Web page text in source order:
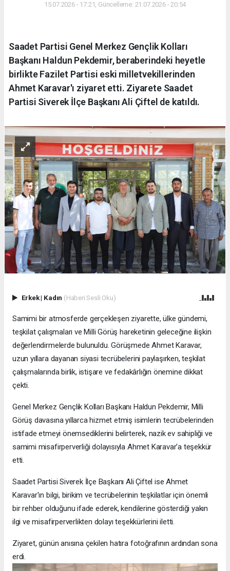
15.07.2026 - 17:21, Güncelleme: 21.07.2026 - 20:54
Saadet Partisi Genel Merkez Gençlik Kolları
Başkanı Haldun Pekdemir, beraberindeki heyetle
birlikte Fazilet Partisi eski milletvekillerinden
Ahmet Karavar'ı ziyaret etti. Ziyarete Saadet
Partisi Siverek İlçe Başkanı Ali Çiftel de katıldı.
Erkek| Kadın (Haberi Sesli Oku)
Samimi bir atmosferde gerçekleşen ziyarette, ülke gündemi,
teşkilat çalışmaları ve Milli Görüş hareketinin geleceğine ilişkin
değerlendirmelerde bulunuldu. Görüşmede Ahmet Karavar,
uzun yıllara dayanan siyasi tecrübelerini paylaşırken, teşkilat
çalışmalarında birlik, istişare ve fedakârlığın önemine dikkat
çekti.
Genel Merkez Gençlik Kolları Başkanı Haldun Pekdemir, Milli
Görüş davasına yıllarca hizmet etmiş isimlerin tecrübelerinden
istifade etmeyi önemsediklerini belirterek, nazik ev sahipliği ve
samimi misafirperverliği dolayısıyla Ahmet Karavar'a teşekkür
etti.
Saadet Partisi Siverek İlçe Başkanı Ali Çiftel ise Ahmet
Karavar'ın bilgi, birikim ve tecrübelerinin teşkilatlar için önemli
bir rehber olduğunu ifade ederek, kendilerine gösterdiği yakın
ilgi ve misafirperverlikten dolayı teşekkürlerini iletti.
Ziyaret, günün anısına çekilen hatıra fotoğrafının ardından sona
erdi.